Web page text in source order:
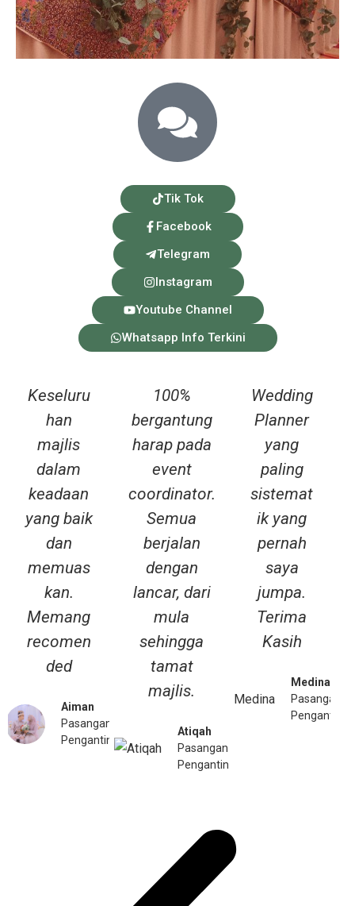
Tik Tok
Facebook
Telegram
Instagram
Youtube Channel
Whatsapp Info Terkini
Keseluru
han
majlis
dalam
keadaan
yang baik
dan
memuas
kan.
Memang
recomen
ded
Aiman
Pasangan
Pengantin
100%
bergantung
harap pada
event
coordinator.
Semua
berjalan
dengan
lancar, dari
mula
sehingga
tamat
majlis.
Atiqah
Pasangan
Pengantin​
Wedding
Planner
yang
paling
sistemat
ik yang
pernah
saya
jumpa.
Terima
Kasih
Medina
Pasangan
Pengantin